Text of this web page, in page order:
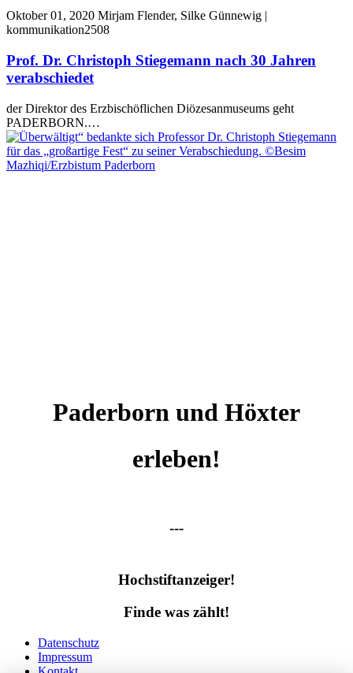
Oktober 01, 2020 Mirjam Flender, Silke Günnewig |
kommunikation2508
Prof. Dr. Christoph Stiegemann nach 30 Jahren
verabschiedet
der Direktor des Erzbischöflichen Diözesanmuseums geht
PADERBORN.…
Paderborn und Höxter
erleben!
---
Hochstiftanzeiger!
Finde was zählt!
Datenschutz
Impressum